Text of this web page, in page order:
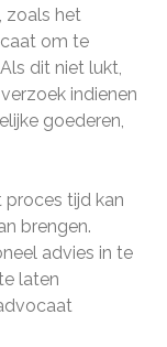
zoals het
om te
dit niet lukt,
indienen
goederen,
proces tijd kan
brengen.
advies in te
laten